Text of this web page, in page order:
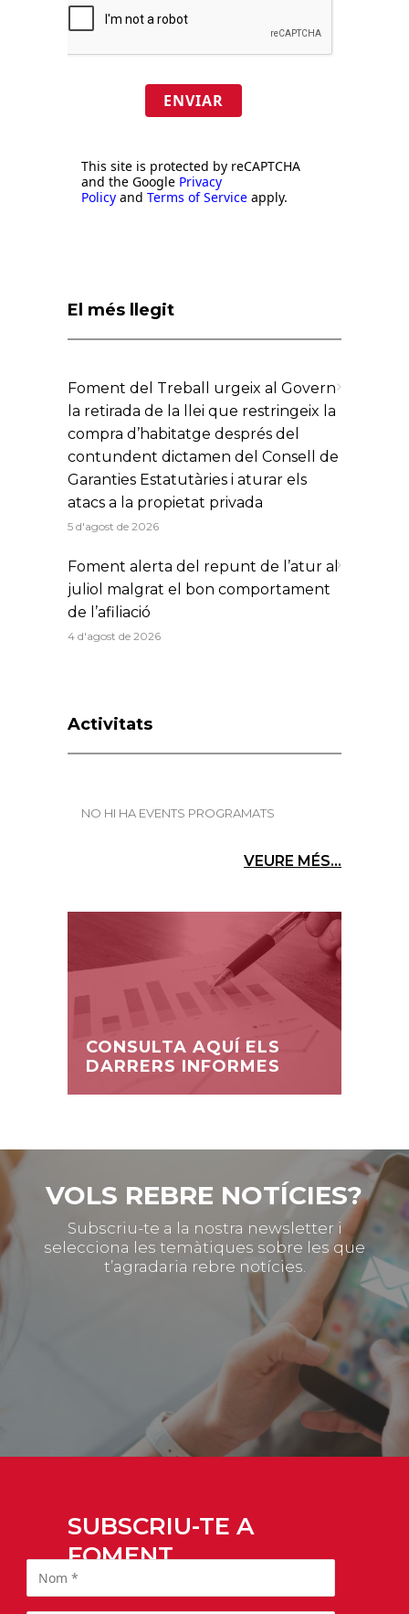
ENVIAR
This site is protected by reCAPTCHA
and the Google Privacy
Policy and Terms of Service apply.
El més llegit
Foment del Treball urgeix al Govern
la retirada de la llei que restringeix la
compra d’habitatge després del
contundent dictamen del Consell de
Garanties Estatutàries i aturar els
atacs a la propietat privada
5 d'agost de 2026
Foment alerta del repunt de l’atur al
juliol malgrat el bon comportament
de l’afiliació
4 d'agost de 2026
Activitats
NO HI HA EVENTS PROGRAMATS
VEURE MÉS...
CONSULTA AQUÍ ELS
DARRERS INFORMES
VOLS REBRE NOTÍCIES?
Subscriu-te a la nostra newsletter i
selecciona les temàtiques sobre les que
t’agradaria rebre notícies.
SUBSCRIU-TE A
FOMENT